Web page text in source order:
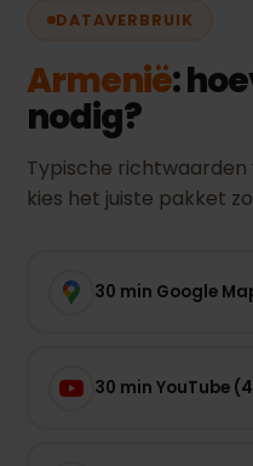
DATAVERBRUIK
Armenië:
nodig?
Typische
kies het juiste pakket
30 min Google
30 min YouTube